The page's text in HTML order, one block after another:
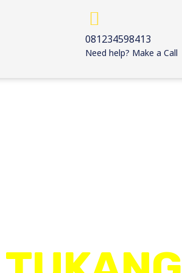
081234598413
Need help? Make a Call